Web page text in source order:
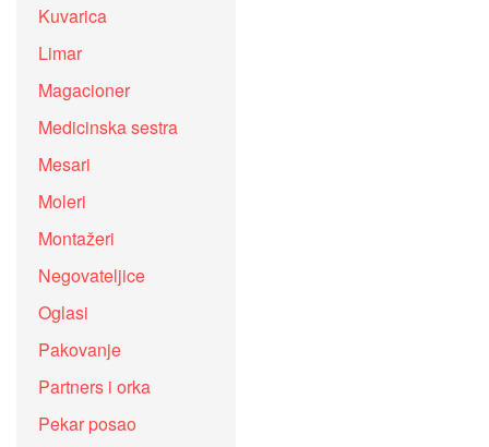
Kuvarica
Limar
Magacioner
Medicinska sestra
Mesari
Moleri
Montažeri
Negovateljice
Oglasi
Pakovanje
Partners i orka
Pekar posao